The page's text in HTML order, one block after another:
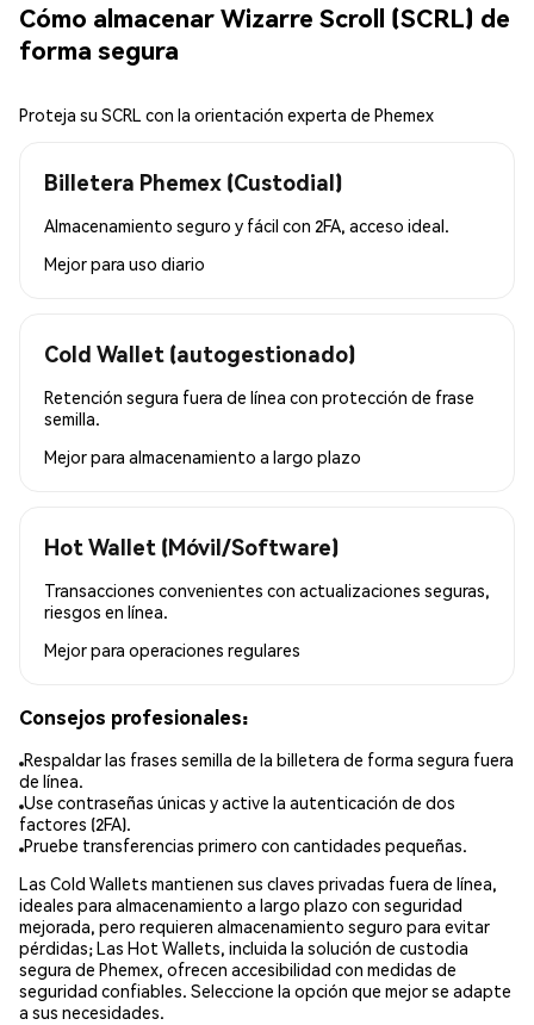
Cómo almacenar Wizarre Scroll (SCRL) de
forma segura
Proteja su SCRL con la orientación experta de Phemex
Billetera Phemex (Custodial)
Almacenamiento seguro y fácil con 2FA, acceso ideal.
Mejor para uso diario
Cold Wallet (autogestionado)
Retención segura fuera de línea con protección de frase
semilla.
Mejor para almacenamiento a largo plazo
Hot Wallet (Móvil/Software)
Transacciones convenientes con actualizaciones seguras,
riesgos en línea.
Mejor para operaciones regulares
Consejos profesionales:
Respaldar las frases semilla de la billetera de forma segura fuera
de línea.
Use contraseñas únicas y active la autenticación de dos
factores (2FA).
Pruebe transferencias primero con cantidades pequeñas.
Las Cold Wallets mantienen sus claves privadas fuera de línea,
ideales para almacenamiento a largo plazo con seguridad
mejorada, pero requieren almacenamiento seguro para evitar
pérdidas; Las Hot Wallets, incluida la solución de custodia
segura de Phemex, ofrecen accesibilidad con medidas de
seguridad confiables. Seleccione la opción que mejor se adapte
a sus necesidades.